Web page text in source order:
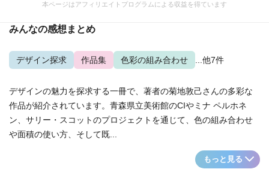
本ページはアフィリエイトプログラムによる収益を得ています
みんなの感想まとめ
デザイン探求 作品集 色彩の組み合わせ ...他7件
デザインの魅力を探求する一冊で、著者の菊地敦己さんの多彩な
作品が紹介されています。青森県立美術館のCIやミナ ペルホネ
ン、サリー・スコットのプロジェクトを通じて、色の組み合わせ
や面積の使い方、そして既...
もっと見る